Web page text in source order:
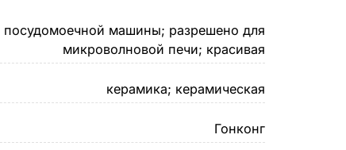
посудомоечной машины; разрешено для
микроволновой печи; красивая
керамика; керамическая
Гонконг